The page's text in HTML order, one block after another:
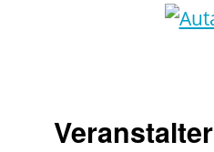
Veranstalter